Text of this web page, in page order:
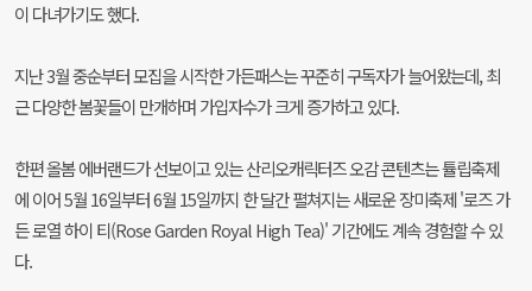
이 다녀가기도 했다.
지난 3월 중순부터 모집을 시작한 가든패스는 꾸준히 구독자가 늘어왔는데, 최
근 다양한 봄꽃들이 만개하며 가입자수가 크게 증가하고 있다.
한편 올봄 에버랜드가 선보이고 있는 산리오캐릭터즈 오감 콘텐츠는 튤립축제
에 이어 5월 16일부터 6월 15일까지 한 달간 펼쳐지는 새로운 장미축제 '로즈 가
든 로열 하이 티(Rose Garden Royal High Tea)' 기간에도 계속 경험할 수 있
다.